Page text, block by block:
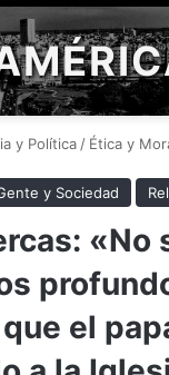
y Política / Ética y
y Sociedad
«No
el